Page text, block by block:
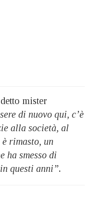
mister
di nuovo qui, c’è
alla società, al
rimasto, un
ha smesso di
questi anni”.